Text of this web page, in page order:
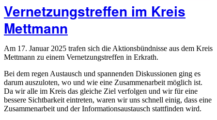
Vernetzungstreffen im Kreis
Mettmann
Am 17. Januar 2025 trafen sich die Aktionsbündnisse aus dem Kreis
Mettmann zu einem Vernetzungstreffen in Erkrath.
Bei dem regen Austausch und spannenden Diskussionen ging es
darum auszuloten, wo und wie eine Zusammenarbeit möglich ist.
Da wir alle im Kreis das gleiche Ziel verfolgen und wir für eine
bessere Sichtbarkeit eintreten, waren wir uns schnell einig, dass eine
Zusammenarbeit und der Informationsaustausch stattfinden wird.